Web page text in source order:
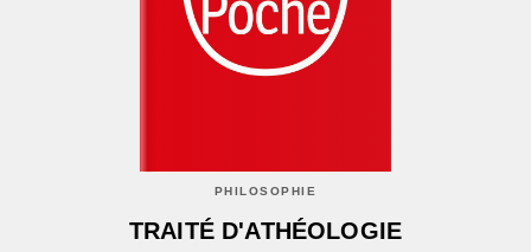
PHILOSOPHIE
TRAITÉ D'ATHÉOLOGIE